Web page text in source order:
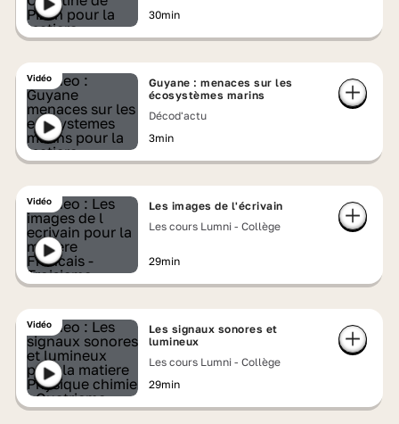
30min
Vidéo
Guyane : menaces sur les
écosystèmes marins
Décod'actu
3min
Vidéo
Les images de l'écrivain
Les cours Lumni - Collège
29min
Vidéo
Les signaux sonores et
lumineux
Les cours Lumni - Collège
29min